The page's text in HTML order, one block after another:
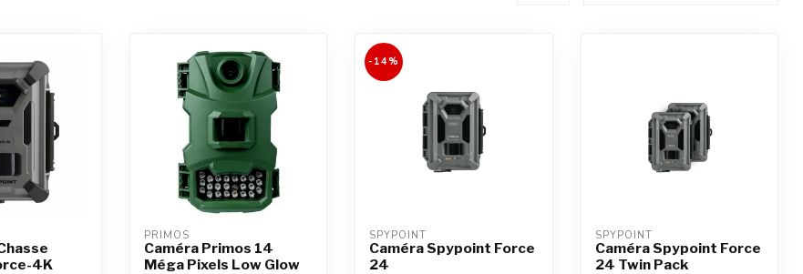
4K
PRIMOS
Caméra Primos 14
Méga Pixels Low Glow
-14%
SPYPOINT
Caméra Spypoint Force
24
SPYPOINT
Caméra Spypoint Force
24 Twin Pack